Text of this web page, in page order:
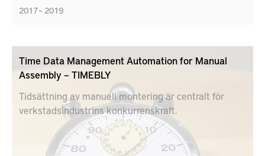
2017 – 2019
Time Data Management Automation for Manual
Assembly – TIMEBLY
Tidsättning av manuell montering är centralt för
verkstadsindustrins konkurrenskraft.